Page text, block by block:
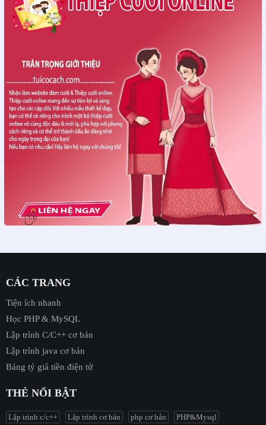
CÁC TRANG
Tiện ích nhanh
Học PHP & MySQL
Lập trình C/C++ cơ bản
Lập trình java cơ bản
Bảng tỷ giá tiền điện tử
THẺ NỔI BẬT
Lập trình c/c++ Lập trình cơ bản php cơ bản
PHP&Mysql